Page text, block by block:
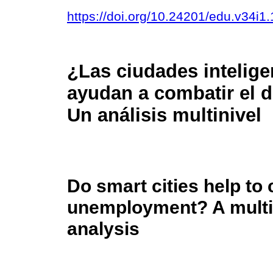
https://doi.org/10.24201/
¿Las ciudades
ayudan a combatir el
Un análisis multinivel
Do smart cities help to
unemployment? A
analysis